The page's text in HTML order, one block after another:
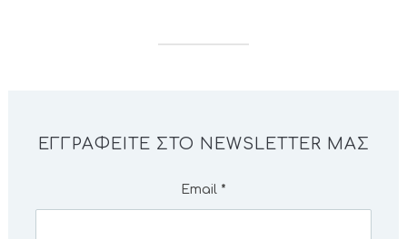
ΕΓΓΡΑΦΕΊΤΕ ΣΤΟ NEWSLETTER ΜΑΣ
Email *